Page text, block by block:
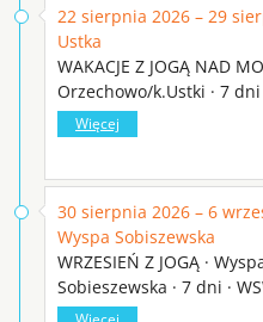
22 sierpnia 2026 – 29
Ustka
WAKACJE Z JOGĄ NAD
Orzechowo/k.Ustki · 7 dni
Więcej
30 sierpnia 2026 – 6
Wyspa Sobiszewska
WRZESIEŃ Z JOGĄ ·
Sobieszewska · 7 dni ·